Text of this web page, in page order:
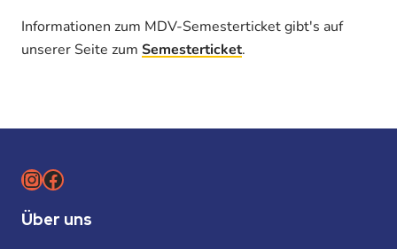
Informationen zum MDV-Semesterticket gibt's auf
unserer Seite zum Semesterticket.
Instagram
Facebook
Über uns